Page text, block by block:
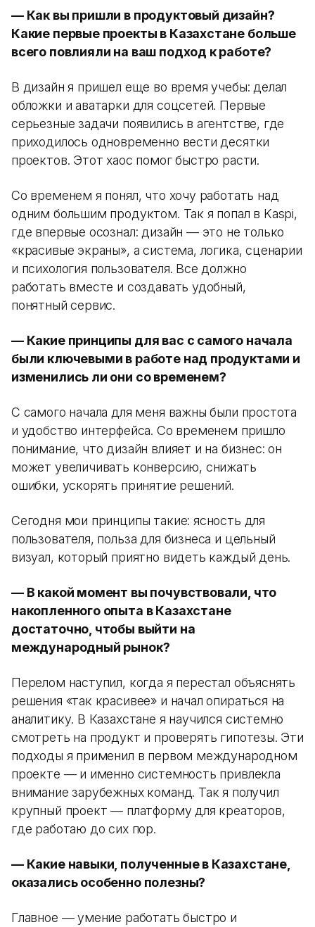
— Как вы пришли в продуктовый дизайн?
Какие первые проекты в Казахстане больше
всего повлияли на ваш подход к работе?
В дизайн я пришел еще во время учебы: делал
обложки и аватарки для соцсетей. Первые
серьезные задачи появились в агентстве, где
приходилось одновременно вести десятки
проектов. Этот хаос помог быстро расти.
Со временем я понял, что хочу работать над
одним большим продуктом. Так я попал в Kaspi,
где впервые осознал: дизайн — это не только
«красивые экраны», а система, логика, сценарии
и психология пользователя. Все должно
работать вместе и создавать удобный,
понятный сервис.
— Какие принципы для вас с самого начала
были ключевыми в работе над продуктами и
изменились ли они со временем?
С самого начала для меня важны были простота
и удобство интерфейса. Со временем пришло
понимание, что дизайн влияет и на бизнес: он
может увеличивать конверсию, снижать
ошибки, ускорять принятие решений.
Сегодня мои принципы такие: ясность для
пользователя, польза для бизнеса и цельный
визуал, который приятно видеть каждый день.
— В какой момент вы почувствовали, что
накопленного опыта в Казахстане
достаточно, чтобы выйти на
международный рынок?
Перелом наступил, когда я перестал объяснять
решения «так красивее» и начал опираться на
аналитику. В Казахстане я научился системно
смотреть на продукт и проверять гипотезы. Эти
подходы я применил в первом международном
проекте — и именно системность привлекла
внимание зарубежных команд. Так я получил
крупный проект — платформу для креаторов,
где работаю до сих пор.
— Какие навыки, полученные в Казахстане,
оказались особенно полезны?
Главное — умение работать быстро и